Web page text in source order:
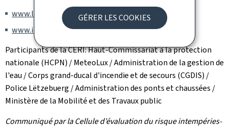
GÉRER LES COOKIES
www.lu-alert.lu
www.infocrise.lu
Participants de la CERI: Haut-Commissariat à la protection
nationale (HCPN) / MeteoLux / Administration de la gestion de
l'eau / Corps grand-ducal d'incendie et de secours (CGDIS) /
Police Lëtzebuerg / Administration des ponts et chaussées /
Ministère de la Mobilité et des Travaux public
Communiqué par la Cellule d’évaluation du risque intempéries-